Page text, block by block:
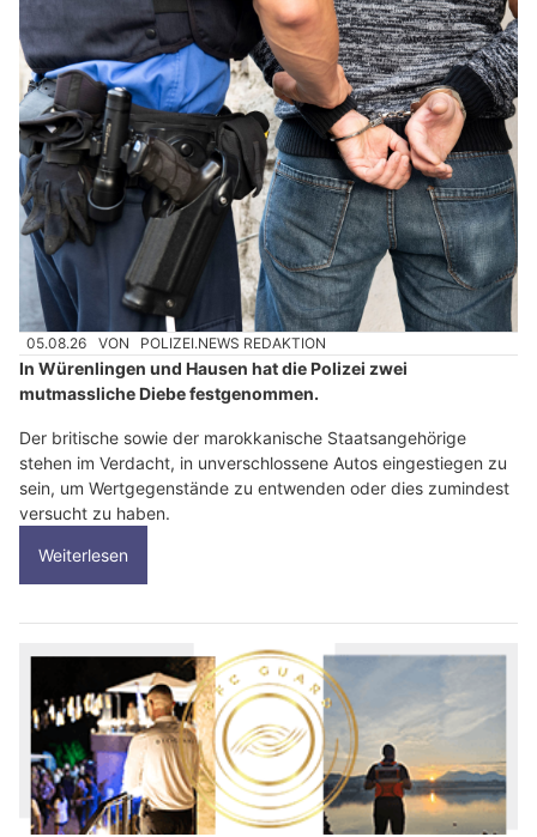
05.08.26 VON POLIZEI.NEWS REDAKTION
In Würenlingen und Hausen hat die Polizei zwei
mutmassliche Diebe festgenommen.
Der britische sowie der marokkanische Staatsangehörige
stehen im Verdacht, in unverschlossene Autos eingestiegen zu
sein, um Wertgegenstände zu entwenden oder dies zumindest
versucht zu haben.
Weiterlesen